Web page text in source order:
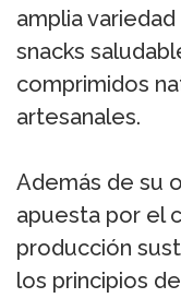
amplia
snacks
comprimidos
artesanales.
Además de su
apuesta por el
producción
los principios